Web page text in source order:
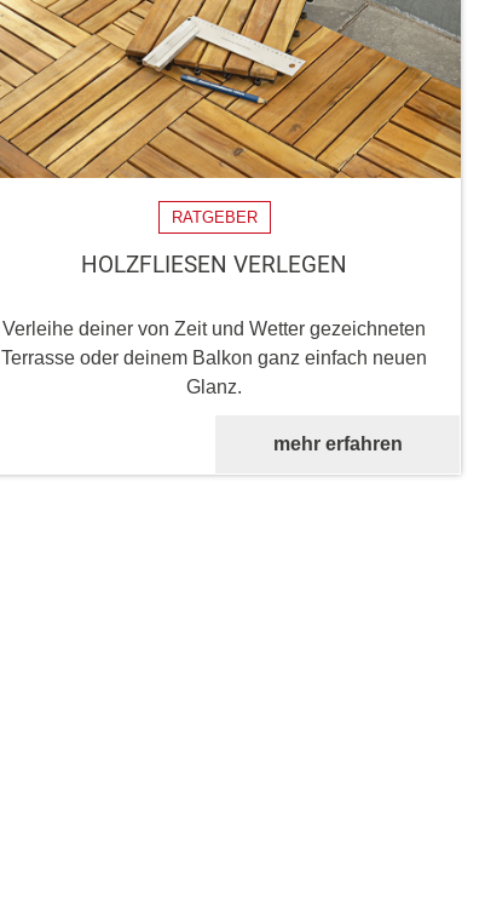
RATGEBER
HOLZFLIESEN VERLEGEN
Verleihe deiner von Zeit und Wetter gezeichneten
Terrasse oder deinem Balkon ganz einfach neuen
Glanz.
mehr erfahren